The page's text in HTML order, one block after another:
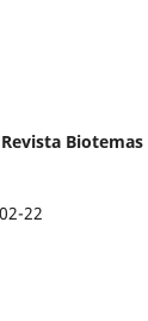
Biotemas
22